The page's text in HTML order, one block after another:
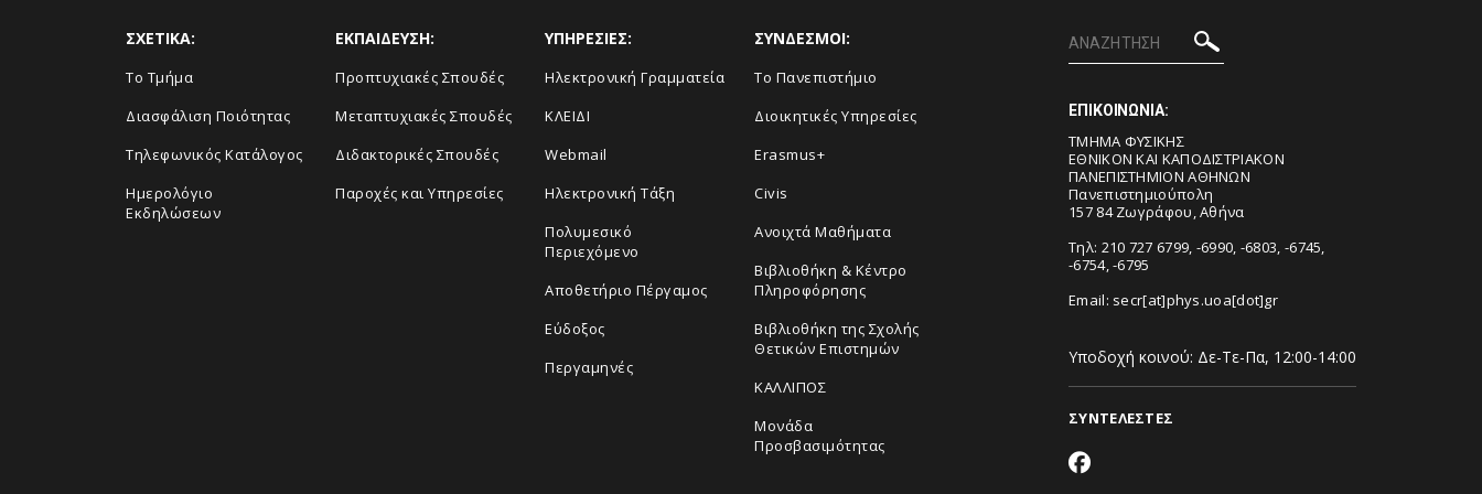
ΣΧΕΤΙΚΑ:
Το Τμήμα
Διασφάλιση Ποιότητας
Τηλεφωνικός Κατάλογος
Ημερολόγιο
Εκδηλώσεων
ΕΚΠΑΙΔΕΥΣΗ:
Προπτυχιακές Σπουδές
Μεταπτυχιακές Σπουδές
Διδακτορικές Σπουδές
Παροχές και Υπηρεσίες
ΥΠΗΡΕΣΙΕΣ:
Ηλεκτρονική Γραμματεία
ΚΛΕΙΔΙ
Webmail
Ηλεκτρονική Τάξη
Πολυμεσικό
Περιεχόμενο
Αποθετήριο Πέργαμος
Εύδοξος
Περγαμηνές
ΣΥΝΔΕΣΜΟΙ:
Το Πανεπιστήμιο
Διοικητικές Υπηρεσίες
Erasmus+
Civis
Ανοιχτά Μαθήματα
Βιβλιοθήκη & Κέντρο
Πληροφόρησης
Βιβλιοθήκη της Σχολής
Θετικών Επιστημών
ΚΑΛΛΙΠΟΣ
Μονάδα
Προσβασιμότητας
ΕΠΙΚΟΙΝΩΝΙΑ:
ΤΜΗΜΑ ΦΥΣΙΚΗΣ
ΕΘΝΙΚΟΝ ΚΑΙ ΚΑΠΟΔΙΣΤΡΙΑΚΟΝ
ΠΑΝΕΠΙΣΤΗΜΙΟΝ ΑΘΗΝΩΝ
Πανεπιστημιούπολη
157 84 Ζωγράφου, Αθήνα
Τηλ: 210 727 6799, -6990, -6803, -6745,
-6754, -6795
Email: secr[at]phys.uoa[dot]gr
Υποδοχή κοινού: Δε-Τε-Πα, 12:00-14:00
ΣΥΝΤΕΛΕΣΤΕΣ